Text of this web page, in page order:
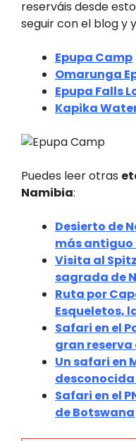
reserváis desde
seguir con el blog y
Epupa Camp
Omarunga
Epupa Falls
Kapika
Puedes leer otras
Namibia:
Desierto de
más antiguo
Visita al
sagrada de
Ruta por
Esqueletos,
Safari en el
gran
Un safari en
Safari en el
de Botswana